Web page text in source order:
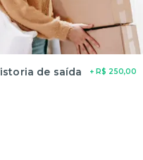
de saída + R$ 250,00